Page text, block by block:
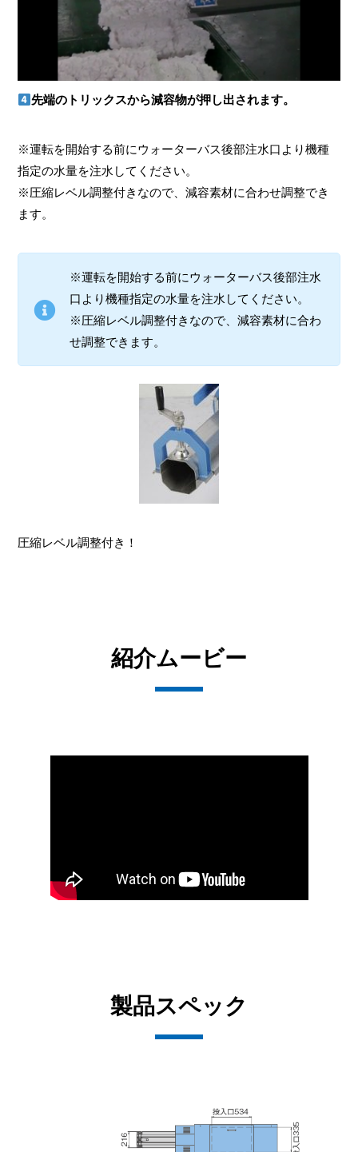
先端のトリックスから減容物が押し出されます。
※運転を開始する前にウォーターバス後部注水口より機種
指定の水量を注水してください。
※圧縮レベル調整付きなので、減容素材に合わせ調整でき
ます。
※運転を開始する前にウォーターバス後部注水
口より機種指定の水量を注水してください。
※圧縮レベル調整付きなので、減容素材に合わ
せ調整できます。
圧縮レベル調整付き！
紹介ムービー
製品スペック